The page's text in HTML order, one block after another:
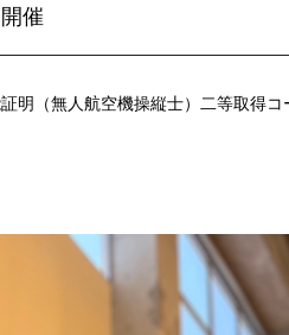
催
明（無人航空機操縦士）二等取得